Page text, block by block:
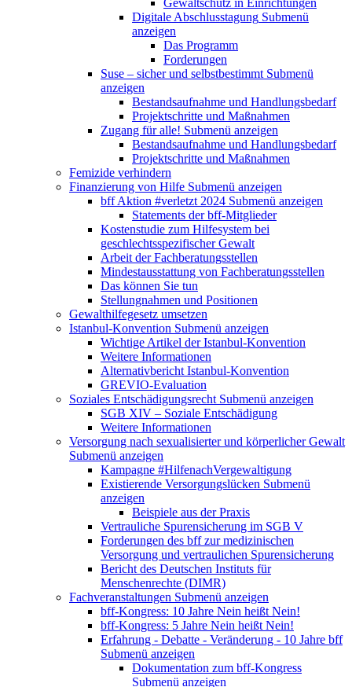
Gewaltschutz in Einrichtungen
Digitale Abschlusstagung Submenü
anzeigen
Das Programm
Forderungen
Suse – sicher und selbstbestimmt Submenü
anzeigen
Bestandsaufnahme und Handlungsbedarf
Projektschritte und Maßnahmen
Zugang für alle! Submenü anzeigen
Bestandsaufnahme und Handlungsbedarf
Projektschritte und Maßnahmen
Femizide verhindern
Finanzierung von Hilfe Submenü anzeigen
bff Aktion #verletzt 2024 Submenü anzeigen
Statements der bff-Mitglieder
Kostenstudie zum Hilfesystem bei
geschlechtsspezifischer Gewalt
Arbeit der Fachberatungsstellen
Mindestausstattung von Fachberatungsstellen
Das können Sie tun
Stellungnahmen und Positionen
Gewalthilfegesetz umsetzen
Istanbul-Konvention Submenü anzeigen
Wichtige Artikel der Istanbul-Konvention
Weitere Informationen
Alternativbericht Istanbul-Konvention
GREVIO-Evaluation
Soziales Entschädigungsrecht Submenü anzeigen
SGB XIV – Soziale Entschädigung
Weitere Informationen
Versorgung nach sexualisierter und körperlicher Gewalt
Submenü anzeigen
Kampagne #HilfenachVergewaltigung
Existierende Versorgungslücken Submenü
anzeigen
Beispiele aus der Praxis
Vertrauliche Spurensicherung im SGB V
Forderungen des bff zur medizinischen
Versorgung und vertraulichen Spurensicherung
Bericht des Deutschen Instituts für
Menschenrechte (DIMR)
Fachveranstaltungen Submenü anzeigen
bff-Kongress: 10 Jahre Nein heißt Nein!
bff-Kongress: 5 Jahre Nein heißt Nein!
Erfahrung - Debatte - Veränderung - 10 Jahre bff
Submenü anzeigen
Dokumentation zum bff-Kongress
Submenü anzeigen